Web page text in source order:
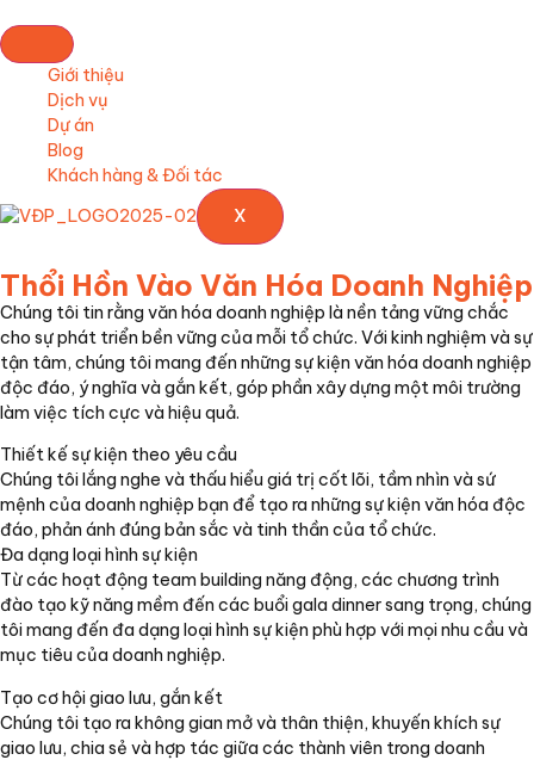
Giới thiệu
Dịch vụ
Dự án
Blog
Khách hàng & Đối tác
X
Thổi Hồn Vào Văn Hóa Doanh Nghiệp
Chúng tôi tin rằng văn hóa doanh nghiệp là nền tảng vững chắc
cho sự phát triển bền vững của mỗi tổ chức. Với kinh nghiệm và sự
tận tâm, chúng tôi mang đến những sự kiện văn hóa doanh nghiệp
độc đáo, ý nghĩa và gắn kết, góp phần xây dựng một môi trường
làm việc tích cực và hiệu quả.
Thiết kế sự kiện theo yêu cầu
Chúng tôi lắng nghe và thấu hiểu giá trị cốt lõi, tầm nhìn và sứ
mệnh của doanh nghiệp bạn để tạo ra những sự kiện văn hóa độc
đáo, phản ánh đúng bản sắc và tinh thần của tổ chức.
Đa dạng loại hình sự kiện
Từ các hoạt động team building năng động, các chương trình
đào tạo kỹ năng mềm đến các buổi gala dinner sang trọng, chúng
tôi mang đến đa dạng loại hình sự kiện phù hợp với mọi nhu cầu và
mục tiêu của doanh nghiệp.
Tạo cơ hội giao lưu, gắn kết
Chúng tôi tạo ra không gian mở và thân thiện, khuyến khích sự
giao lưu, chia sẻ và hợp tác giữa các thành viên trong doanh